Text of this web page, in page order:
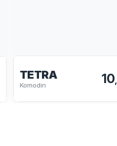
TETRA
Komodin 10